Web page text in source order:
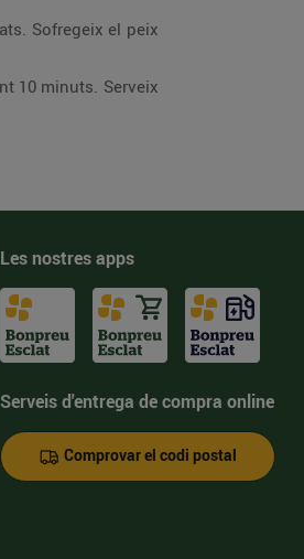
Les nostres apps
Serveis d'entrega de compra online
Comprovar el codi postal